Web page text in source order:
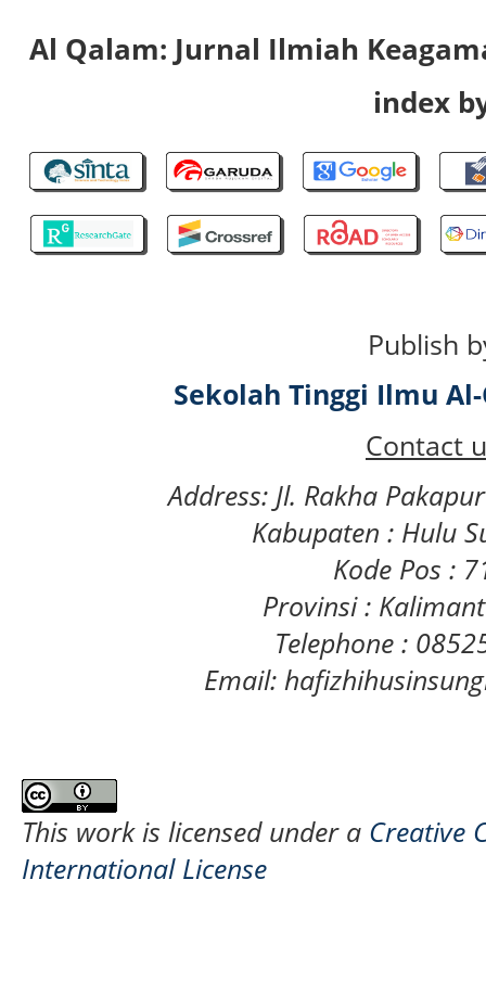
Al Qalam: Jurnal Ilmiah
index
Publish
Sekolah Tinggi Ilmu
Contact
Address: Jl. Rakha
Kabupaten : Hulu
Kode Pos :
Provinsi :
Telephone :
Email:
This work is licensed under a Creative
International License